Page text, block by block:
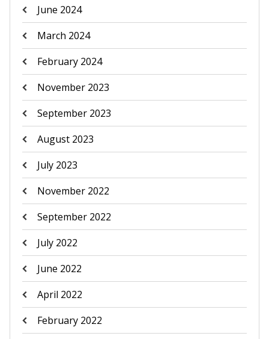
June 2024
March 2024
February 2024
November 2023
September 2023
August 2023
July 2023
November 2022
September 2022
July 2022
June 2022
April 2022
February 2022